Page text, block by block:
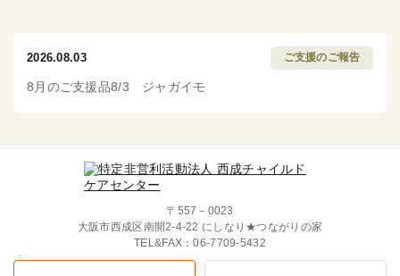
2026.08.03 ご支援のご報告
8月のご支援品8/3 ジャガイモ
〒557－0023
大阪市西成区南開2-4-22 にしなり★つながりの家
TEL&FAX：06-7709-5432